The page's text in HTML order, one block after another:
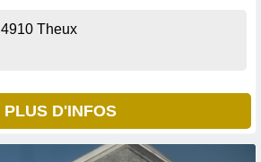
4910 Theux
PLUS D'INFOS